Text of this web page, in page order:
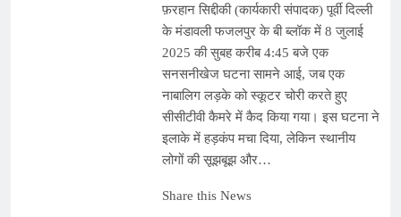
फ़रहान सिद्दीकी (कार्यकारी संपादक) पूर्वी दिल्ली
के मंडावली फजलपुर के बी ब्लॉक में 8 जुलाई
2025 की सुबह करीब 4:45 बजे एक
सनसनीखेज घटना सामने आई, जब एक
नाबालिग लड़के को स्कूटर चोरी करते हुए
सीसीटीवी कैमरे में कैद किया गया। इस घटना ने
इलाके में हड़कंप मचा दिया, लेकिन स्थानीय
लोगों की सूझबूझ और…
Share this News